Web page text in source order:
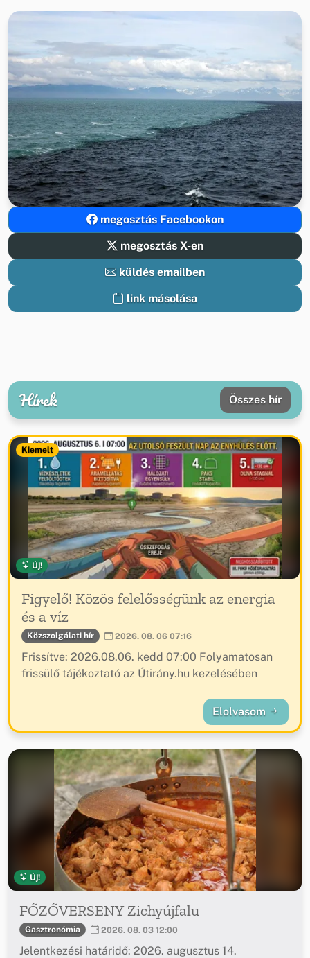
megosztás Facebookon
megosztás X-en
küldés emailben
link másolása
Hírek Összes hír
Kiemelt
Új!
Figyelő! Közös felelősségünk az energia
és a víz
Közszolgálati hír 2026. 08. 06 07:16
Frissítve: 2026.08.06. kedd 07:00 Folyamatosan
frissülő tájékoztató az Útirány.hu kezelésében
Elolvasom
Új!
FŐZŐVERSENY Zichyújfalu
Gasztronómia 2026. 08. 03 12:00
Jelentkezési határidő: 2026. augusztus 14.